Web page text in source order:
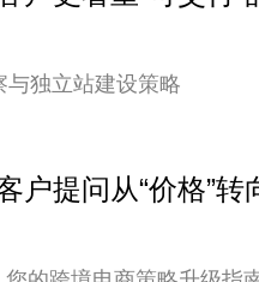
独立站建设策略
提问从“价格”转